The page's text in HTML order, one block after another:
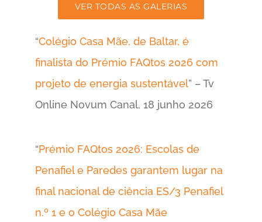
VER TODAS AS GALERIAS
“Colégio Casa Mãe, de Baltar, é
finalista do Prémio FAQtos 2026 com
projeto de energia sustentável” – Tv
Online Novum Canal, 18 junho 2026
“Prémio FAQtos 2026: Escolas de
Penafiel e Paredes garantem lugar na
final nacional de ciência ES/3 Penafiel
n.º 1 e o Colégio Casa Mãe